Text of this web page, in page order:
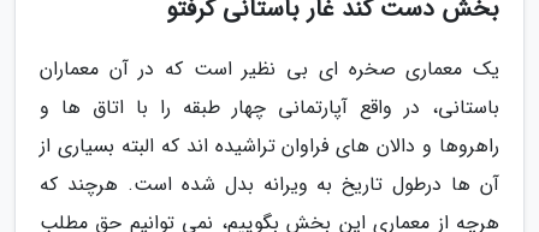
بخش دست کند غار باستانی کرفتو
یک معماری صخره ای بی نظیر است که در آن معماران
باستانی، در واقع آپارتمانی چهار طبقه را با اتاق ها و
راهروها و دالان های فراوان تراشیده اند که البته بسیاری از
آن ها درطول تاریخ به ویرانه بدل شده است. هرچند که
هرچه از معماری این بخش بگوییم، نمی توانیم حق مطلب